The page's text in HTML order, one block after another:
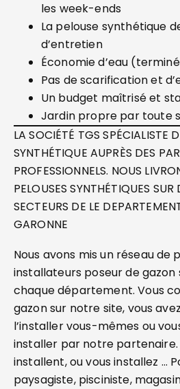
les week-ends
La pelouse synthétique
d’entretien
Économie d’eau
Pas de scarification et
Un budget maîtrisé et
Jardin propre par toute
LA SOCIÉTÉ TGS SPÉCIALISTE
SYNTHÉTIQUE AUPRÈS DES
PROFESSIONNELS. NOUS
PELOUSES SYNTHÉTIQUES
SECTEURS DE LE
GARONNE
Nous avons mis un réseau de
installateurs poseur de
chaque département. Vous
gazon sur notre site, vous
l’installer vous-mêmes ou
installer par notre partenaire.
installent, ou vous installez …
paysagiste, pisciniste,